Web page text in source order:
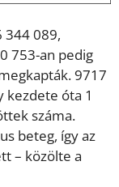
344 089,
753-an pedig
9717
kezdete óta 1
száma.
beteg, így az
– közölte a